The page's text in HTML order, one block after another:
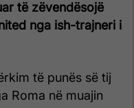
të zëvendësojë
nga ish-trajneri i
të punës së tij
Roma në muajin